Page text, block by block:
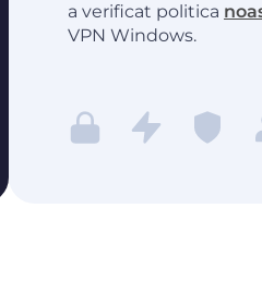
a verificat politica
VPN Windows.